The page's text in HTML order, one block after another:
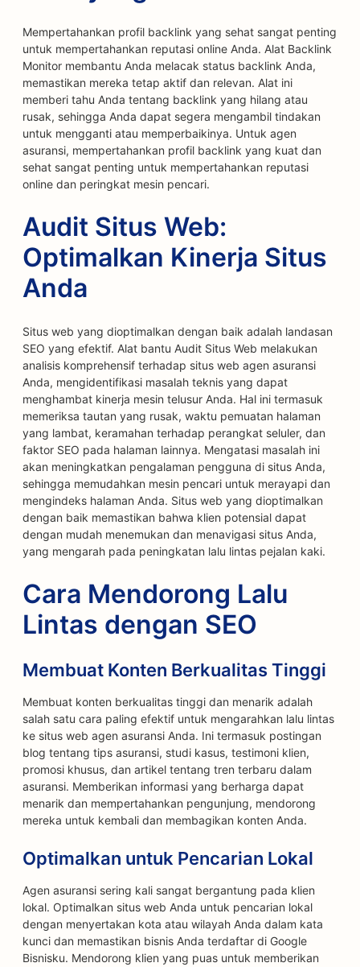
Mempertahankan profil backlink yang sehat sangat penting
untuk mempertahankan reputasi online Anda. Alat Backlink
Monitor membantu Anda melacak status backlink Anda,
memastikan mereka tetap aktif dan relevan. Alat ini
memberi tahu Anda tentang backlink yang hilang atau
rusak, sehingga Anda dapat segera mengambil tindakan
untuk mengganti atau memperbaikinya. Untuk agen
asuransi, mempertahankan profil backlink yang kuat dan
sehat sangat penting untuk mempertahankan reputasi
online dan peringkat mesin pencari.
Audit Situs Web:
Optimalkan Kinerja Situs
Anda
Situs web yang dioptimalkan dengan baik adalah landasan
SEO yang efektif. Alat bantu Audit Situs Web melakukan
analisis komprehensif terhadap situs web agen asuransi
Anda, mengidentifikasi masalah teknis yang dapat
menghambat kinerja mesin telusur Anda. Hal ini termasuk
memeriksa tautan yang rusak, waktu pemuatan halaman
yang lambat, keramahan terhadap perangkat seluler, dan
faktor SEO pada halaman lainnya. Mengatasi masalah ini
akan meningkatkan pengalaman pengguna di situs Anda,
sehingga memudahkan mesin pencari untuk merayapi dan
mengindeks halaman Anda. Situs web yang dioptimalkan
dengan baik memastikan bahwa klien potensial dapat
dengan mudah menemukan dan menavigasi situs Anda,
yang mengarah pada peningkatan lalu lintas pejalan kaki.
Cara Mendorong Lalu
Lintas dengan SEO
Membuat Konten Berkualitas Tinggi
Membuat konten berkualitas tinggi dan menarik adalah
salah satu cara paling efektif untuk mengarahkan lalu lintas
ke situs web agen asuransi Anda. Ini termasuk postingan
blog tentang tips asuransi, studi kasus, testimoni klien,
promosi khusus, dan artikel tentang tren terbaru dalam
asuransi. Memberikan informasi yang berharga dapat
menarik dan mempertahankan pengunjung, mendorong
mereka untuk kembali dan membagikan konten Anda.
Optimalkan untuk Pencarian Lokal
Agen asuransi sering kali sangat bergantung pada klien
lokal. Optimalkan situs web Anda untuk pencarian lokal
dengan menyertakan kota atau wilayah Anda dalam kata
kunci dan memastikan bisnis Anda terdaftar di Google
Bisnisku. Mendorong klien yang puas untuk memberikan